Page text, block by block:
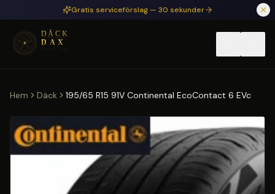
Hoppa till huvudinnehållGratis serviceförslag — 30 sekunder
Hem Däck 195/65 R15 91V Continental EcoContact 6 EVc